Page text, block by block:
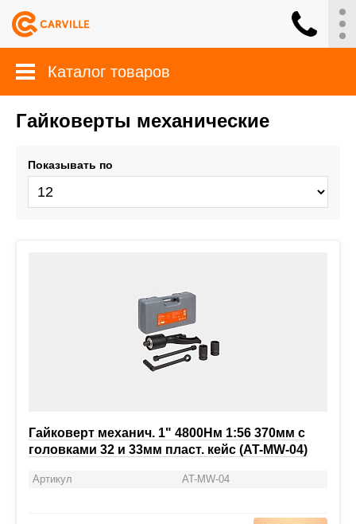
Каталог товаров
Гайковерты механические
Показывать по
Гайковерт механич. 1" 4800Нм 1:56 370мм с
головками 32 и 33мм пласт. кейс (AT-MW-04)
Артикул AT-MW-04